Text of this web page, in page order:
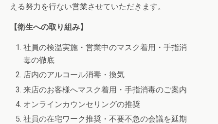
える努力を行ない営業させていただきます。
【衛生への取り組み】
社員の検温実施・営業中のマスク着用・手指消
毒の徹底
店内のアルコール消毒・換気
来店のお客様へマスク着用・手指消毒のご案内
オンラインカウンセリングの推奨
社員の在宅ワーク推奨・不要不急の会議を延期